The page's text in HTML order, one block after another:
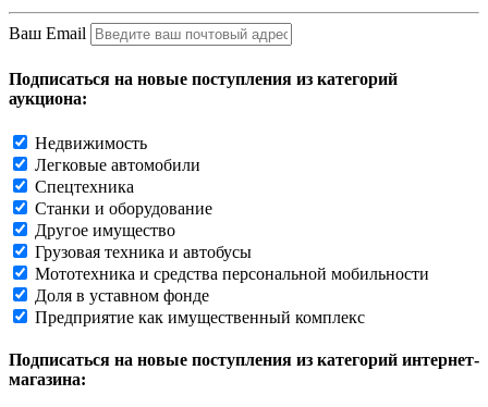
Ваш Email
Подписаться на новые поступления из категорий
аукциона:
Недвижимость
Легковые автомобили
Спецтехника
Станки и оборудование
Другое имущество
Грузовая техника и автобусы
Мототехника и средства персональной мобильности
Доля в уставном фонде
Предприятие как имущественный комплекс
Подписаться на новые поступления из категорий интернет-
магазина: